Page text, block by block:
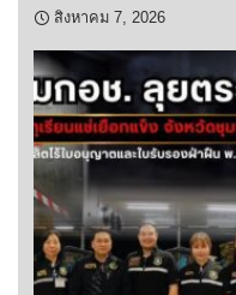
สิงหาคม 7, 2026